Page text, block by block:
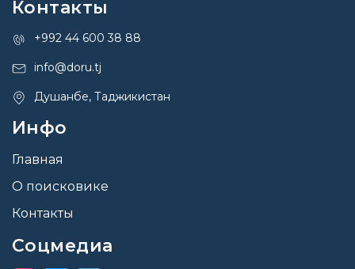
Контакты
+992 44 600 38 88
info@doru.tj
Душанбе, Таджикистан
Инфо
Главная
О поисковике
Контакты
Соцмедиа